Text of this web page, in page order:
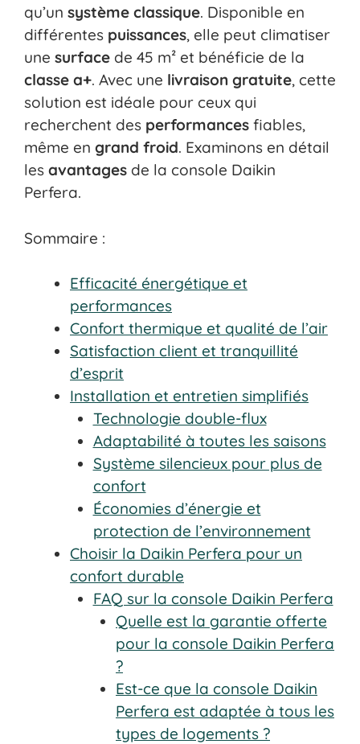
qu’un système classique. Disponible en
différentes puissances, elle peut climatiser
une surface de 45 m² et bénéficie de la
classe a+. Avec une livraison gratuite, cette
solution est idéale pour ceux qui
recherchent des performances fiables,
même en grand froid. Examinons en détail
les avantages de la console Daikin
Perfera.
Sommaire :
Efficacité énergétique et
performances
Confort thermique et qualité de l’air
Satisfaction client et tranquillité
d’esprit
Installation et entretien simplifiés
Technologie double-flux
Adaptabilité à toutes les saisons
Système silencieux pour plus de
confort
Économies d’énergie et
protection de l’environnement
Choisir la Daikin Perfera pour un
confort durable
FAQ sur la console Daikin Perfera
Quelle est la garantie offerte
pour la console Daikin Perfera
?
Est-ce que la console Daikin
Perfera est adaptée à tous les
types de logements ?